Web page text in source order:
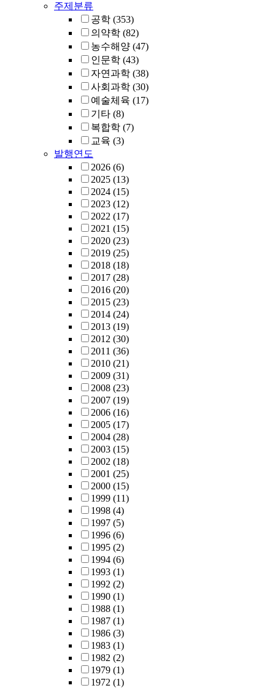
주제분류
공학 (353)
의약학 (82)
농수해양 (47)
인문학 (43)
자연과학 (38)
사회과학 (30)
예술체육 (17)
기타 (8)
복합학 (7)
교육 (3)
발행연도
2026 (6)
2025 (13)
2024 (15)
2023 (12)
2022 (17)
2021 (15)
2020 (23)
2019 (25)
2018 (18)
2017 (28)
2016 (20)
2015 (23)
2014 (24)
2013 (19)
2012 (30)
2011 (36)
2010 (21)
2009 (31)
2008 (23)
2007 (19)
2006 (16)
2005 (17)
2004 (28)
2003 (15)
2002 (18)
2001 (25)
2000 (15)
1999 (11)
1998 (4)
1997 (5)
1996 (6)
1995 (2)
1994 (6)
1993 (1)
1992 (2)
1990 (1)
1988 (1)
1987 (1)
1986 (3)
1983 (1)
1982 (2)
1979 (1)
1972 (1)